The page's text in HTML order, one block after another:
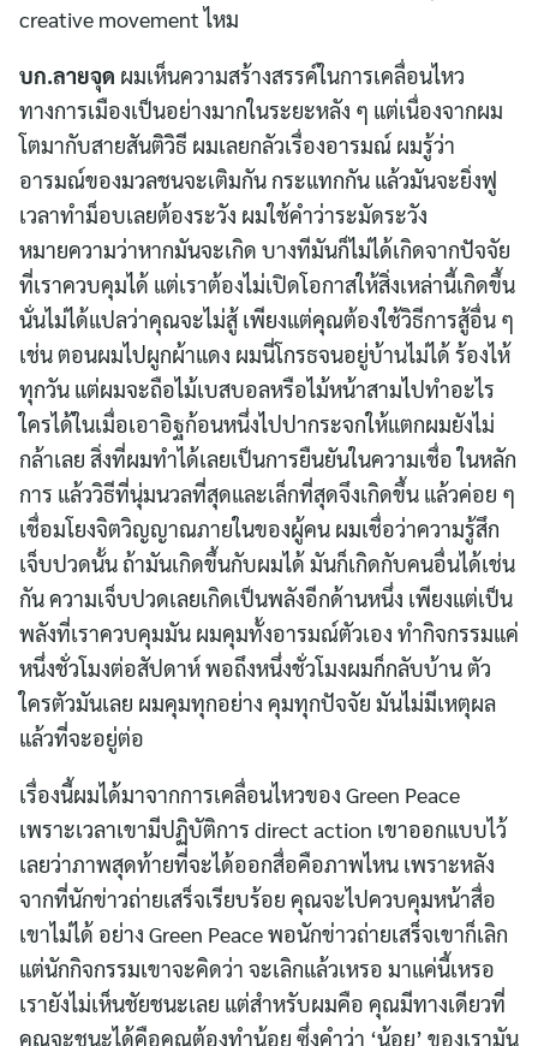
creative movement ไหม
บก.ลายจุด ผมเห็นความสร้างสรรค์ในการเคลื่อนไหว
ทางการเมืองเป็นอย่างมากในระยะหลัง ๆ แต่เนื่องจากผม
โตมากับสายสันติวิธี ผมเลยกลัวเรื่องอารมณ์ ผมรู้ว่า
อารมณ์ของมวลชนจะเติมกัน กระแทกกัน แล้วมันจะยิ่งฟู
เวลาทำม็อบเลยต้องระวัง ผมใช้คำว่าระมัดระวัง
หมายความว่าหากมันจะเกิด บางทีมันก็ไม่ได้เกิดจากปัจจัย
ที่เราควบคุมได้ แต่เราต้องไม่เปิดโอกาสให้สิ่งเหล่านี้เกิดขึ้น
นั่นไม่ได้แปลว่าคุณจะไม่สู้ เพียงแต่คุณต้องใช้วิธีการสู้อื่น ๆ
เช่น ตอนผมไปผูกผ้าแดง ผมนี่โกรธจนอยู่บ้านไม่ได้ ร้องไห้
ทุกวัน แต่ผมจะถือไม้เบสบอลหรือไม้หน้าสามไปทำอะไร
ใครได้ในเมื่อเอาอิฐก้อนหนึ่งไปปากระจกให้แตกผมยังไม่
กล้าเลย สิ่งที่ผมทำได้เลยเป็นการยืนยันในความเชื่อ ในหลัก
การ แล้ววิธีที่นุ่มนวลที่สุดและเล็กที่สุดจึงเกิดขึ้น แล้วค่อย ๆ
เชื่อมโยงจิตวิญญาณภายในของผู้คน ผมเชื่อว่าความรู้สึก
เจ็บปวดนั้น ถ้ามันเกิดขึ้นกับผมได้ มันก็เกิดกับคนอื่นได้เช่น
กัน ความเจ็บปวดเลยเกิดเป็นพลังอีกด้านหนึ่ง เพียงแต่เป็น
พลังที่เราควบคุมมัน ผมคุมทั้งอารมณ์ตัวเอง ทำกิจกรรมแค่
หนึ่งชั่วโมงต่อสัปดาห์ พอถึงหนึ่งชั่วโมงผมก็กลับบ้าน ตัว
ใครตัวมันเลย ผมคุมทุกอย่าง คุมทุกปัจจัย มันไม่มีเหตุผล
แล้วที่จะอยู่ต่อ
เรื่องนี้ผมได้มาจากการเคลื่อนไหวของ Green Peace
เพราะเวลาเขามีปฏิบัติการ direct action เขาออกแบบไว้
เลยว่าภาพสุดท้ายที่จะได้ออกสื่อคือภาพไหน เพราะหลัง
จากที่นักข่าวถ่ายเสร็จเรียบร้อย คุณจะไปควบคุมหน้าสื่อ
เขาไม่ได้ อย่าง Green Peace พอนักข่าวถ่ายเสร็จเขาก็เลิก
แต่นักกิจกรรมเขาจะคิดว่า จะเลิกแล้วเหรอ มาแค่นี้เหรอ
เรายังไม่เห็นชัยชนะเลย แต่สำหรับผมคือ คุณมีทางเดียวที่
คุณจะชนะได้คือคุณต้องทำน้อย ซึ่งคำว่า ‘น้อย’ ของเรามัน